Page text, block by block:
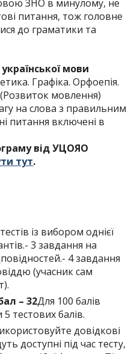
ЗНО в минулому, не
питання, тож головне
до граматики та
мови
Графіка. Орфоепія.
мовлення)
на слова з правильним
питання включені в
від УЦОЯО
тут.
із вибором однієї
3 завдання на
4 завдання
(учасник сам
– 32Для 100 балів
тестових балів.
довідкові
доступні під час тесту,